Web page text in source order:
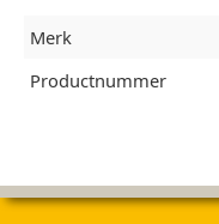
Merk
Productnummer